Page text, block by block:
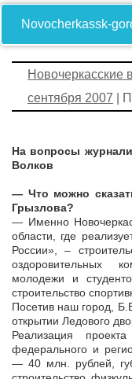
Novocherkassk-
Новочеркасские
сентября 2007 |
На вопросы
Волков
— Что можно
Грызлова?
— Именно
области, где
России», –
оздоровительных
молодежи и
строительство
Посетив наш город,
открытии Ледового
Реализация
федерального и
— 40 млн. рублей,